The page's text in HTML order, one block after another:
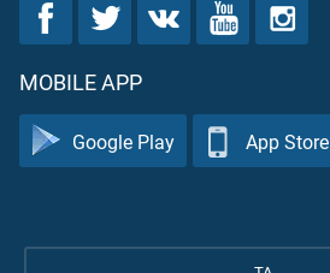
MOBILE APP
Google Play App Store